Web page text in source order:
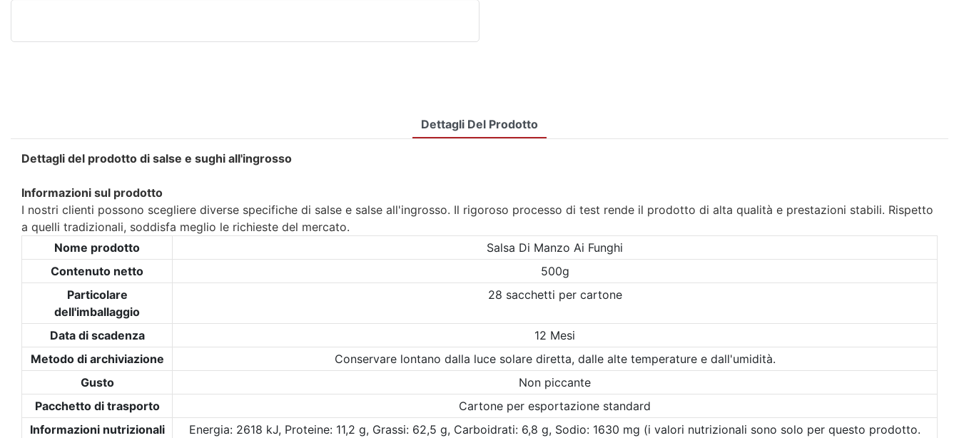
Dettagli Del Prodotto
Dettagli del prodotto di salse e sughi all'ingrosso
Informazioni sul prodotto
I nostri clienti possono scegliere diverse specifiche di salse e salse all'ingrosso. Il rigoroso processo di test rende il prodotto di alta qualità e prestazioni stabili. Rispetto
a quelli tradizionali, soddisfa meglio le richieste del mercato.
Nome prodotto
Salsa Di Manzo Ai Funghi
Contenuto netto
500g
Particolare
dell'imballaggio
28 sacchetti per cartone
Data di scadenza
12 Mesi
Metodo di archiviazione
Conservare lontano dalla luce solare diretta, dalle alte temperature e dall'umidità.
Gusto
Non piccante
Pacchetto di trasporto
Cartone per esportazione standard
Informazioni nutrizionali
Energia: 2618 kJ, Proteine: 11,2 g, Grassi: 62,5 g, Carboidrati: 6,8 g, Sodio: 1630 mg (i valori nutrizionali sono solo per questo prodotto.